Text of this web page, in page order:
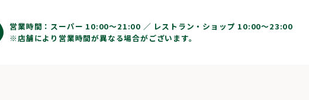
営業時間： スーパー 10:00〜21:00 ／ レストラン・ショップ 10:00～23:00
※店舗により営業時間が異なる場合がございます。